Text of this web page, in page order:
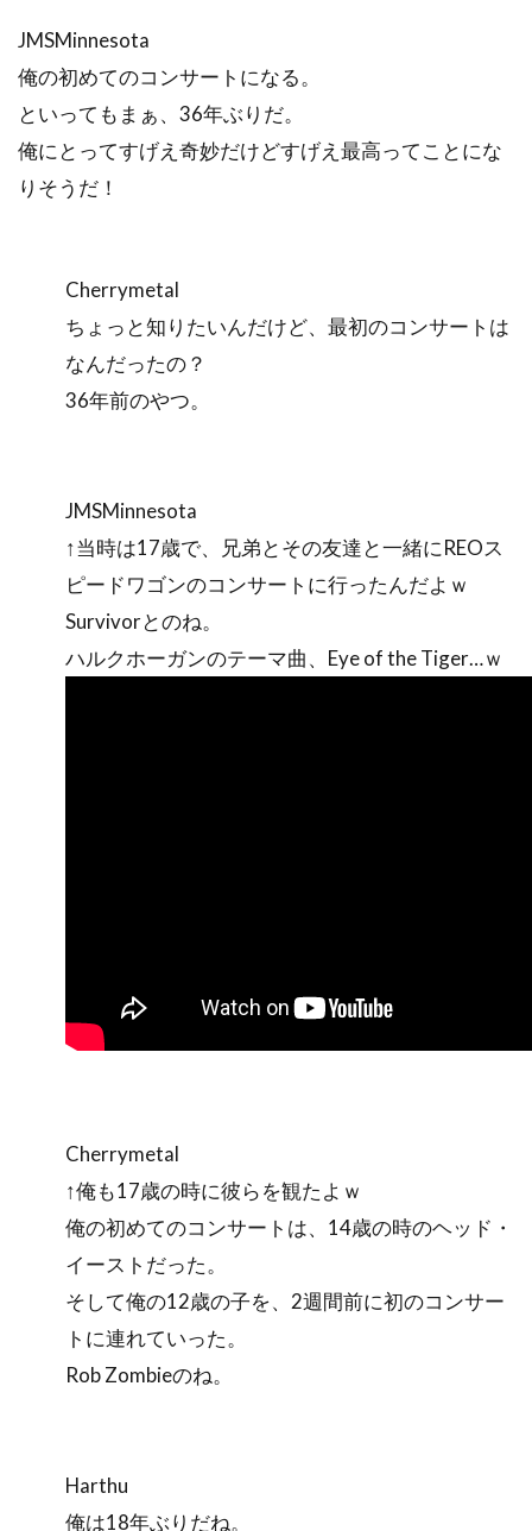
JMSMinnesota
俺の初めてのコンサートになる。
といってもまぁ、36年ぶりだ。
俺にとってすげえ奇妙だけどすげえ最高ってことにな
りそうだ！
Cherrymetal
ちょっと知りたいんだけど、最初のコンサートは
なんだったの？
36年前のやつ。
JMSMinnesota
↑当時は17歳で、兄弟とその友達と一緒にREOス
ピードワゴンのコンサートに行ったんだよｗ
Survivorとのね。
ハルクホーガンのテーマ曲、Eye of the Tiger…ｗ
Cherrymetal
↑俺も17歳の時に彼らを観たよｗ
俺の初めてのコンサートは、14歳の時のヘッド・
イーストだった。
そして俺の12歳の子を、2週間前に初のコンサー
トに連れていった。
Rob Zombieのね。
Harthu
俺は18年ぶりだね。